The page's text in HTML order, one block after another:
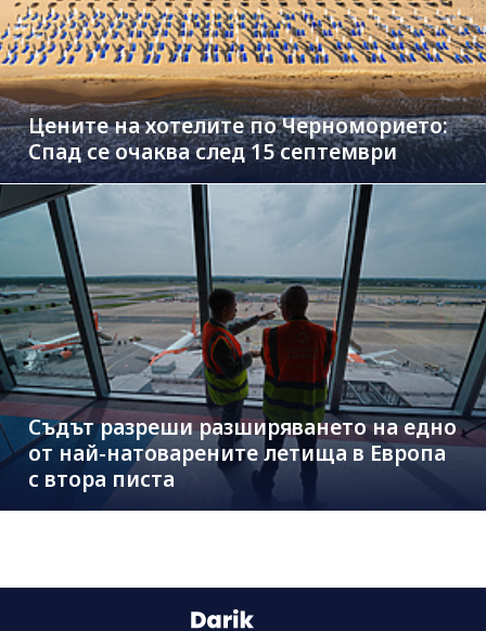
Цените на хотелите по Черноморието:
Спад се очаква след 15 септември
Съдът разреши разширяването на едно
от най-натоварените летища в Европа
с втора писта